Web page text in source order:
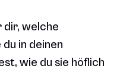
dir, welche
in deinen
wie du sie höflich